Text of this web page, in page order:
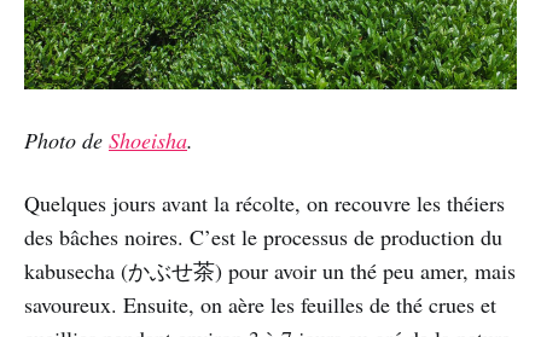
Photo de Shoeisha.
Quelques jours avant la récolte, on recouvre les théiers
des bâches noires. C’est le processus de production du
kabusecha (かぶせ茶) pour avoir un thé peu amer, mais
savoureux. Ensuite, on aère les feuilles de thé crues et